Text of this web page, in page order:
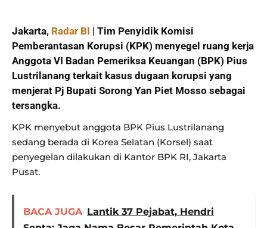
Jakarta, Radar BI | Tim Penyidik Komisi
Pemberantasan Korupsi (KPK) menyegel ruang kerja
Anggota VI Badan Pemeriksa Keuangan (BPK) Pius
Lustrilanang terkait kasus dugaan korupsi yang
menjerat Pj Bupati Sorong Yan Piet Mosso sebagai
tersangka.
KPK menyebut anggota BPK Pius Lustrilanang
sedang berada di Korea Selatan (Korsel) saat
penyegelan dilakukan di Kantor BPK RI, Jakarta
Pusat.
BACA JUGA Lantik 37 Pejabat, Hendri